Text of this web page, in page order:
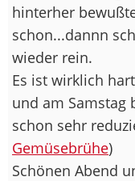
hinterher
schon...dannn
wieder rein.
Es ist wirklich
und am Samstag
schon sehr
Gemüsebrühe)
Schönen Abend